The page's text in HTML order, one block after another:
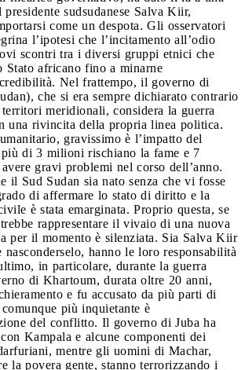
sudsudanese Salva Kiir,
come un despota. Gli osservatori
l’ipotesi che l’incitamento all’odio
scontri tra i diversi gruppi etnici che
Stato africano fino a minarne
Nel frattempo, il governo di
che si era sempre dichiarato contrario
territori meridionali, considera la guerra
una rivincita della propria linea politica.
gravissimo è l’impatto del
di 3 milioni rischiano la fame e 7
gravi problemi nel corso dell’anno.
il Sud Sudan sia nato senza che vi fosse
di affermare lo stato di diritto e la
è stata emarginata. Proprio questa, se
rappresentare il vivaio di una nuova
per il momento è silenziata. Sia Salva Kiir
hanno le loro responsabilità
in particolare, durante la guerra
di Khartoum, durata oltre 20 anni,
e fu accusato da più parti di
più inquietante è
del conflitto. Il governo di Juba ha
Kampala e alcune componenti dei
mentre gli uomini di Machar,
la povera gente, stanno terrorizzando i